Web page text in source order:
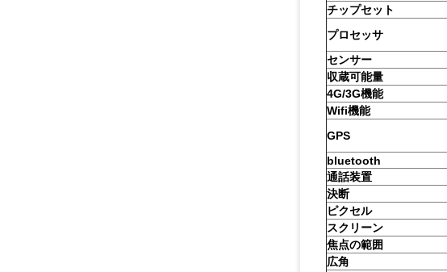
チップセット
プロセッサ
センサー
収蔵可能量
4G/3G機能
Wifi機能
GPS
bluetooth
通話装置
決断
ピクセル
スクリーン
焦点の範囲
広角